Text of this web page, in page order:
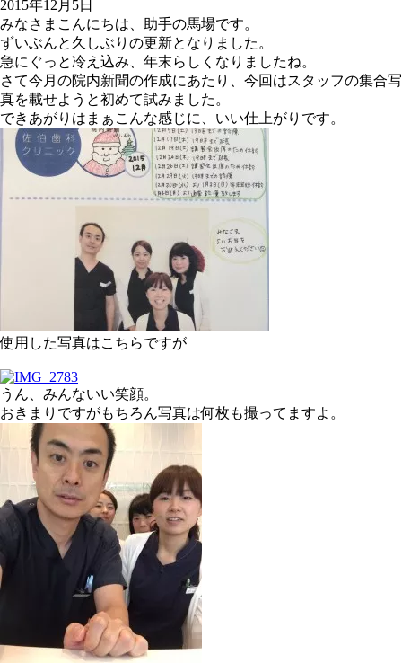
2015年12月5日
みなさまこんにちは、助手の馬場です。
ずいぶんと久しぶりの更新となりました。
急にぐっと冷え込み、年末らしくなりましたね。
さて今月の院内新聞の作成にあたり、今回はスタッフの集合写
真を載せようと初めて試みました。
できあがりはまぁこんな感じに、いい仕上がりです。
使用した写真はこちらですが
うん、みんないい笑顔。
おきまりですがもちろん写真は何枚も撮ってますよ。